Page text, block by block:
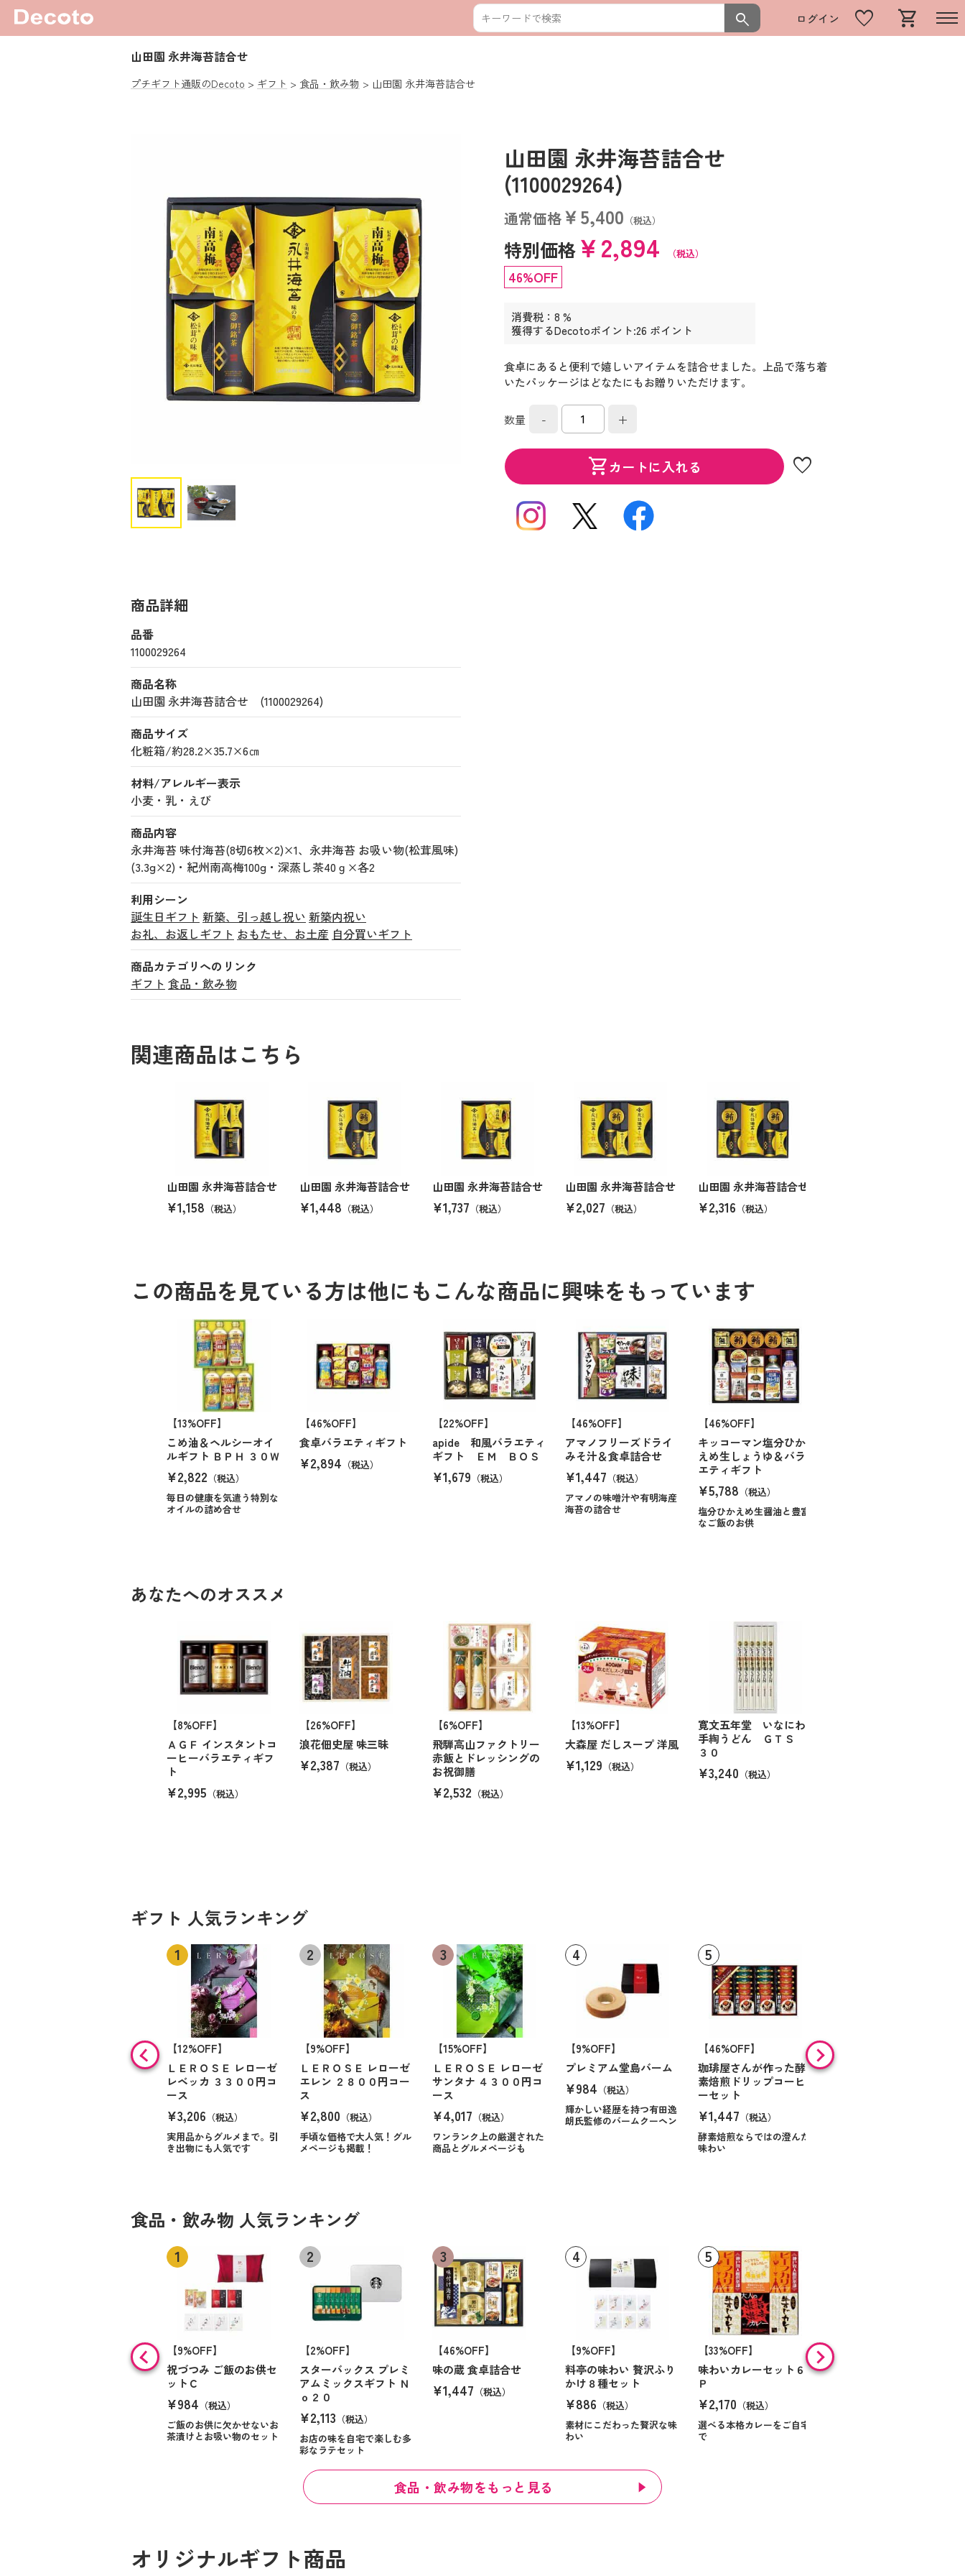
search ログイン favorite shopping_cart
山田園 永井海苔詰合せ
プチギフト通販のDecoto ギフト 食品・飲み物 山田園 永井海苔詰合せ
山田園 永井海苔詰合せ
(1100029264)
通常価格￥5,400 （税込）
特別価格￥2,894 （税込）
46%OFF
消費税：8 %
獲得するDecotoポイント:26 ポイント
食卓にあると便利で嬉しいアイテムを詰合せました。上品で落ち着
いたパッケージはどなたにもお贈りいただけます。
数量 - +
shopping_cartカートに入れる favorite
商品詳細
品番
1100029264
商品名称
山田園 永井海苔詰合せ (1100029264)
商品サイズ
化粧箱/約28.2×35.7×6㎝
材料/アレルギー表示
小麦・乳・えび
商品内容
永井海苔 味付海苔(8切6枚×2)×1、永井海苔 お吸い物(松茸風味)
(3.3g×2)・紀州南高梅100g・深蒸し茶40ｇ×各2
利用シーン
誕生日ギフト 新築、引っ越し祝い 新築内祝い
お礼、お返しギフト おもたせ、お土産 自分買いギフト
商品カテゴリへのリンク
ギフト 食品・飲み物
関連商品はこちら
山田園 永井海苔詰合せ
¥1,158 （税込）
山田園 永井海苔詰合せ
¥1,448 （税込）
山田園 永井海苔詰合せ
¥1,737 （税込）
山田園 永井海苔詰合せ
¥2,027 （税込）
山田園 永井海苔詰合せ
¥2,316 （税込）
この商品を見ている方は他にもこんな商品に興味をもっています
【13%OFF】
こめ油＆ヘルシーオイ
ルギフト ＢＰＨ ３０Ｗ
¥2,822 （税込）
毎日の健康を気遣う特別な
オイルの詰め合せ
【46%OFF】
食卓バラエティギフト
¥2,894 （税込）
【22%OFF】
apide 和風バラエティ
ギフト ＥＭ ＢＯＳ
¥1,679 （税込）
【46%OFF】
アマノフリーズドライ
みそ汁＆食卓詰合せ
¥1,447 （税込）
アマノの味噌汁や有明海産
海苔の詰合せ
【46%OFF】
キッコーマン塩分ひか
えめ生しょうゆ＆バラ
エティギフト
¥5,788 （税込）
塩分ひかえめ生醤油と豊富
なご飯のお供
あなたへのオススメ
【8%OFF】
ＡＧＦ インスタントコ
ーヒーバラエティギフ
ト
¥2,995 （税込）
【26%OFF】
浪花佃史屋 味三昧
¥2,387 （税込）
【6%OFF】
飛騨高山ファクトリー
赤飯とドレッシングの
お祝御膳
¥2,532 （税込）
【13%OFF】
大森屋 だしスープ 洋風
¥1,129 （税込）
寛文五年堂 いなにわ
手綯うどん ＧＴＳ
３０
¥3,240 （税込）
ギフト 人気ランキング
【12%OFF】
ＬＥＲＯＳＥ レローゼ
レベッカ ３３００円コ
ース
¥3,206 （税込）
実用品からグルメまで。引
き出物にも人気です
【9%OFF】
ＬＥＲＯＳＥ レローゼ
エレン ２８００円コー
ス
¥2,800 （税込）
手頃な価格で大人気！グル
メページも掲載！
【15%OFF】
ＬＥＲＯＳＥ レローゼ
サンタナ ４３００円コ
ース
¥4,017 （税込）
ワンランク上の厳選された
商品とグルメページも
【9%OFF】
プレミアム堂島バーム
¥984 （税込）
輝かしい経歴を持つ有田逸
朗氏監修のバームクーヘン
【46%OFF】
珈琲屋さんが作った酵
素焙煎ドリップコーヒ
ーセット
¥1,447 （税込）
酵素焙煎ならではの澄んだ
味わい
【9%OFF】
アラン・ド・パリ ショ
食品・飲み物 人気ランキング
【9%OFF】
祝づつみ ご飯のお供セ
ットＣ
¥984 （税込）
ご飯のお供に欠かせないお
茶漬けとお吸い物のセット
【2%OFF】
スターバックス プレミ
アムミックスギフト Ｎ
ｏ２０
¥2,113 （税込）
お店の味を自宅で楽しむ多
彩なラテセット
【46%OFF】
味の蔵 食卓詰合せ
¥1,447 （税込）
【9%OFF】
料亭の味わい 贅沢ふり
かけ８種セット
¥886 （税込）
素材にこだわった贅沢な味
わい
【33%OFF】
味わいカレーセット６
Ｐ
¥2,170 （税込）
選べる本格カレーをご自宅
で
【9%OFF】
味の素 「クノールＲ」
食品・飲み物をもっと見る
オリジナルギフト商品